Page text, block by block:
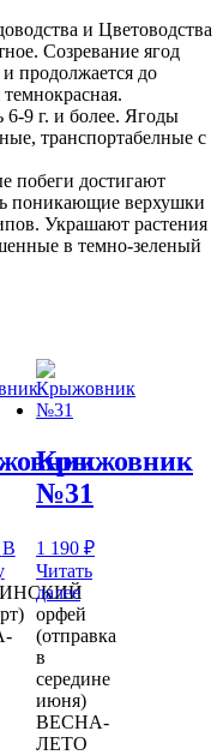
и Цветоводства
Созревание ягод
продолжается до
6-9 г. и более. Ягоды
транспортабелные с
побеги достигают
поникающие верхушки
Украшают растения
в темно-зеленый
В
Крыжовник
№31
1 190 ₽
Читать
далее
орфей
(отправка
в
середине
июня)
ВЕСНА-
ЛЕТО